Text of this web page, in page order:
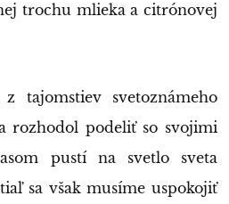
trochu mlieka a citrónovej
tajomstiev svetoznámeho
rozhodol podeliť so svojimi
pustí na svetlo sveta
sa však musíme uspokojiť